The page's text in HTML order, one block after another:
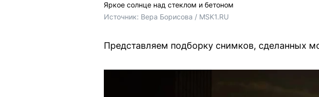
Яркое солнце над стеклом и бетоном
Источник: Вера Борисова / MSK1.RU
Представляем подборку снимков, сделанных